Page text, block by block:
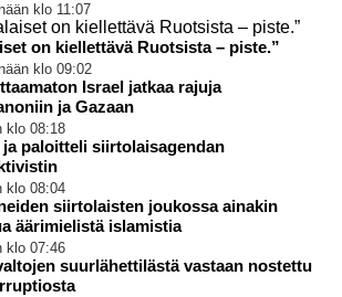
klo 11:07
on kiellettävä Ruotsista – piste.”
klo 09:02
Israel jatkaa rajuja
ja Gazaan
klo 08:18
paloitteli siirtolaisagendan
klo 08:04
siirtolaisten joukossa ainakin
äärimielistä islamistia
klo 07:46
suurlähettilästä vastaan nostettu